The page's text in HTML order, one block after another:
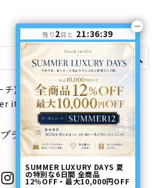
search
チ)
POUCH(ポーチ)
items（夏物特集）
残り 2日と 21:36:39
SUMMER LUXURY DAYS 夏
の特別な6日間 全商品
12％OFF・最大10,000円OFF